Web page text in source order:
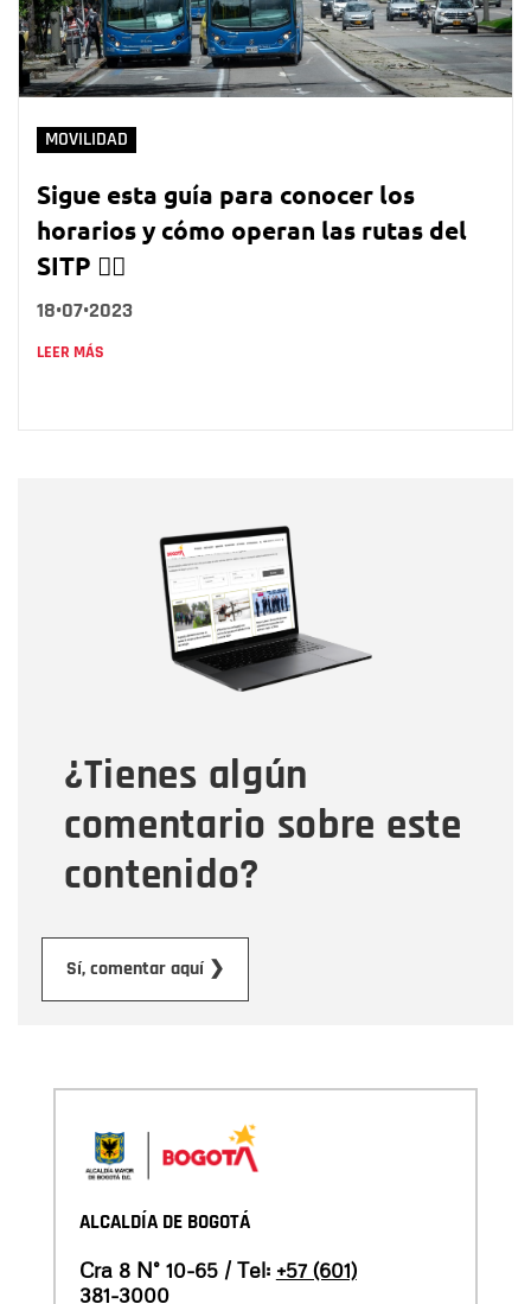
MOVILIDAD
Sigue esta guía para conocer los
horarios y cómo operan las rutas del
SITP 👇🏼
18•07•2023
LEER MÁS
¿Tienes algún
comentario sobre este
contenido?
Sí, comentar aquí ❯
Correo electrónico
Tipo de comentario
Mensaje
ALCALDÍA DE BOGOTÁ
Cra 8 N° 10-65 / Tel: +57 (601)
381-3000